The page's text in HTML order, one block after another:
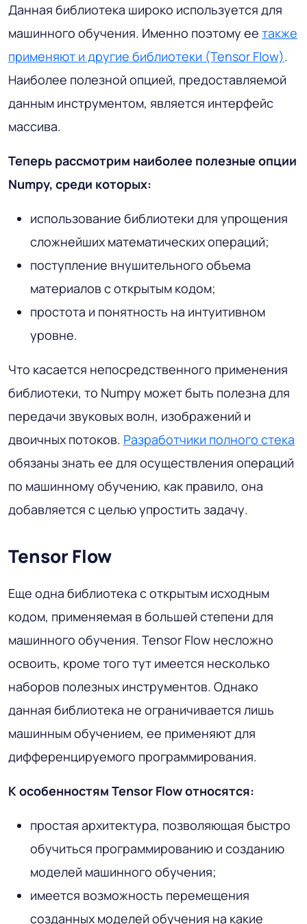
Данная библиотека широко используется для
машинного обучения. Именно поэтому ее также
применяют и другие библиотеки (Tensor Flow).
Наиболее полезной опцией, предоставляемой
данным инструментом, является интерфейс
массива.
Теперь рассмотрим наиболее полезные опции
Numpy, среди которых:
использование библиотеки для упрощения
сложнейших математических операций;
поступление внушительного объема
материалов с открытым кодом;
простота и понятность на интуитивном
уровне.
Что касается непосредственного применения
библиотеки, то Numpy может быть полезна для
передачи звуковых волн, изображений и
двоичных потоков. Разработчики полного стека
обязаны знать ее для осуществления операций
по машинному обучению, как правило, она
добавляется с целью упростить задачу.
Tensor Flow
Еще одна библиотека с открытым исходным
кодом, применяемая в большей степени для
машинного обучения. Tensor Flow несложно
освоить, кроме того тут имеется несколько
наборов полезных инструментов. Однако
данная библиотека не ограничивается лишь
машинным обучением, ее применяют для
дифференцируемого программирования.
К особенностям Tensor Flow относятся:
простая архитектура, позволяющая быстро
обучиться программированию и созданию
моделей машинного обучения;
имеется возможность перемещения
созданных моделей обучения на какие